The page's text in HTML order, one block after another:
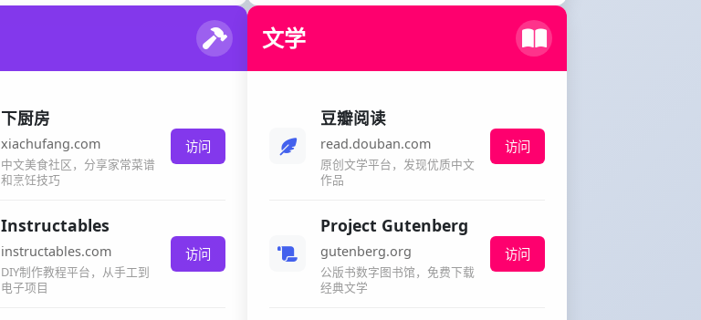
下厨房
xiachufang.com
中文美食社区，分享家常菜谱
和烹饪技巧
访问
Instructables
instructables.com
DIY制作教程平台，从手工到
电子项目
访问
文学
豆瓣阅读
read.douban.com
原创文学平台，发现优质中文
作品
访问
Project Gutenberg
gutenberg.org
公版书数字图书馆，免费下载
经典文学
访问